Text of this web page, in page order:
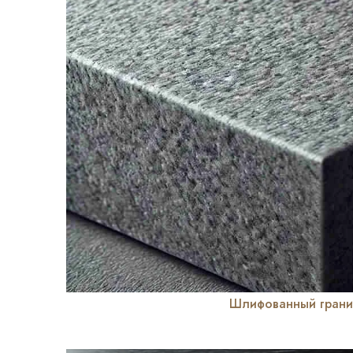
Шлифованный